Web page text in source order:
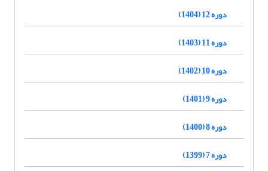
دوره 12 (1404)
دوره 11 (1403)
دوره 10 (1402)
دوره 9 (1401)
دوره 8 (1400)
دوره 7 (1399)